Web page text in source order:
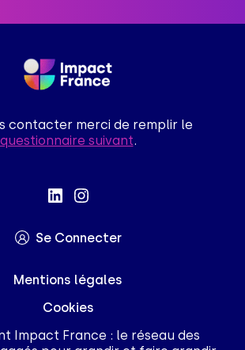
contacter merci de remplir le
questionnaire suivant.
Se Connecter
Mentions légales
Cookies
Impact France : le réseau des